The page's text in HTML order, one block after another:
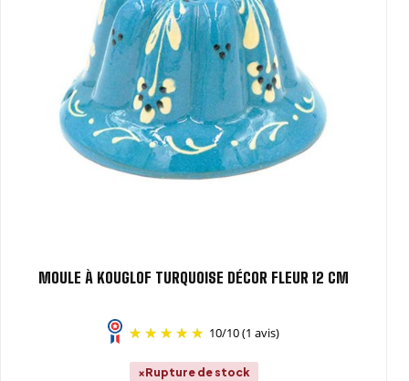
MOULE À KOUGLOF TURQUOISE DÉCOR FLEUR 12 CM
10/10(1 avis)
Rupture de stock